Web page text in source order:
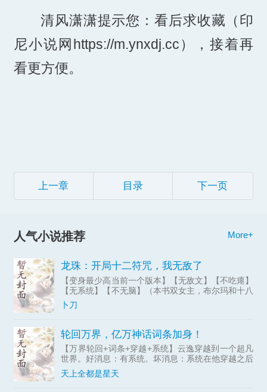
清风潇潇提示您：看后求收藏（印
尼小说网https://m.ynxdj.cc），接着再
看更方便。
上一章 目录 下一页
人气小说推荐 More+
龙珠：开局十二符咒，我无敌了
【变身最少高当前一个版本】【无敌文】【不吃瘪】
【无系统】【不无脑】（本书双女主，布尔玛和十八
号，不喜欢的提前绕一下路，谢谢！）穿越来到覆灭
前的贝吉塔星球，竟然与卡卡罗特拼好船一起前往地
卜刀
轮回万界，亿万神话词条加身！
【万界轮回+词条+穿越+系统】云逸穿越到一个超凡
世界。好消息：有系统。坏消息：系统在他穿越之后
才激活，穿越前的经历一概不认。更坏的消息：这系
统一天到晚催他“穿越世界”，疯了一样。更更坏的消
天上全都是星天